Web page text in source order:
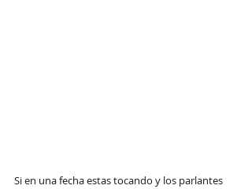
Si en una fecha estas tocando y los parlantes